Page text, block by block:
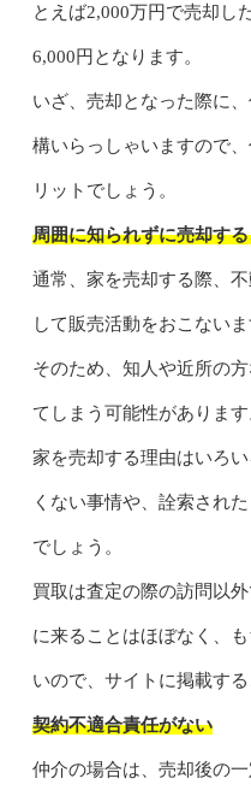
とえば2,000万円で売却し
6,000円となります。
いざ、売却となった際に
構いらっしゃいますので
リットでしょう。
周囲に知られずに売却す
通常、家を売却する際、
して販売活動をおこないま
そのため、知人や近所の
てしまう可能性があります
家を売却する理由はいろ
くない事情や、詮索され
でしょう。
買取は査定の際の訪問以
に来ることはほぼなく、
いので、サイトに掲載する
契約不適合責任がない
仲介の場合は、売却後の